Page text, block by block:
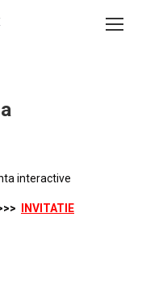
interactive
INVITATIE